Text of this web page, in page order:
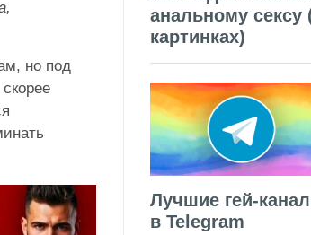
но под
анальному сексу
картинках)
Лучшие гей-
в Telegram